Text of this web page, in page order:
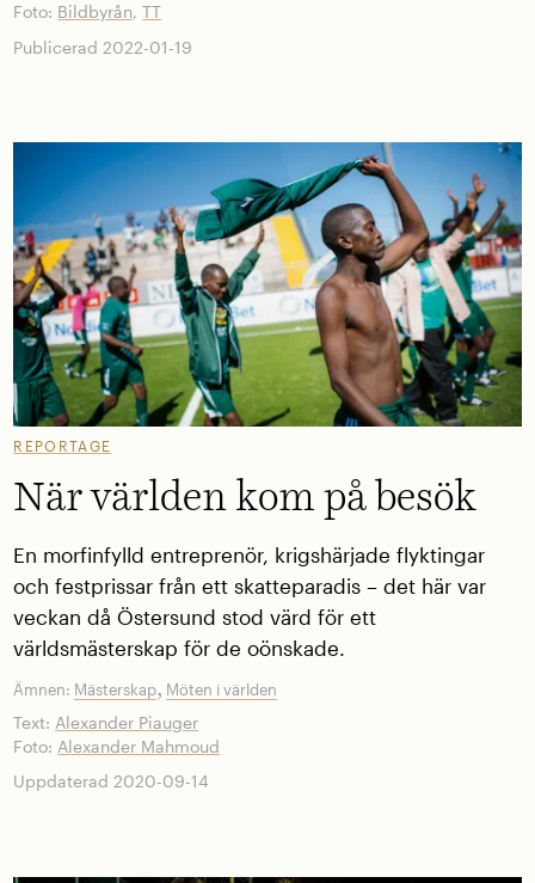
Foto: Bildbyrån,TT
Publicerad 2022-01-19
REPORTAGE
När världen kom på besök
En morfinfylld entreprenör, krigshärjade flyktingar
och festprissar från ett skatteparadis – det här var
veckan då Östersund stod värd för ett
världsmästerskap för de oönskade.
Ämnen: Mästerskap, Möten i världen
Text: Alexander Piauger
Foto: Alexander Mahmoud
Uppdaterad 2020-09-14